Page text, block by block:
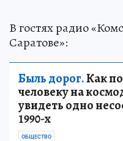
В гостях радио
Саратове»:
Быль дорог.Как
человеку на
увидеть одно
1990-х
ОБЩЕСТВО